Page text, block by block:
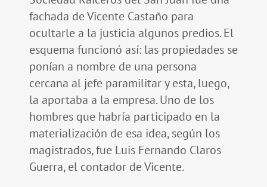
fachada de Vicente Castaño para
ocultarle a la justicia algunos predios. El
esquema funcionó así: las propiedades se
ponían a nombre de una persona
cercana al jefe paramilitar y esta, luego,
la aportaba a la empresa. Uno de los
hombres que habría participado en la
materialización de esa idea, según los
magistrados, fue Luis Fernando Claros
Guerra, el contador de Vicente.